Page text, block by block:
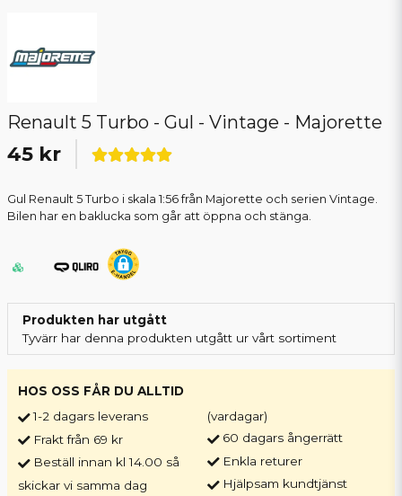
Renault 5 Turbo - Gul - Vintage - Majorette
45 kr
Gul Renault 5 Turbo i skala 1:56 från Majorette och serien Vintage.
Bilen har en baklucka som går att öppna och stänga.
Produkten har utgått
Tyvärr har denna produkten utgått ur vårt sortiment
HOS OSS FÅR DU ALLTID
1-2 dagars leverans
Frakt från 69 kr
Beställ innan kl 14.00 så
skickar vi samma dag
(vardagar)
60 dagars ångerrätt
Enkla returer
Hjälpsam kundtjänst